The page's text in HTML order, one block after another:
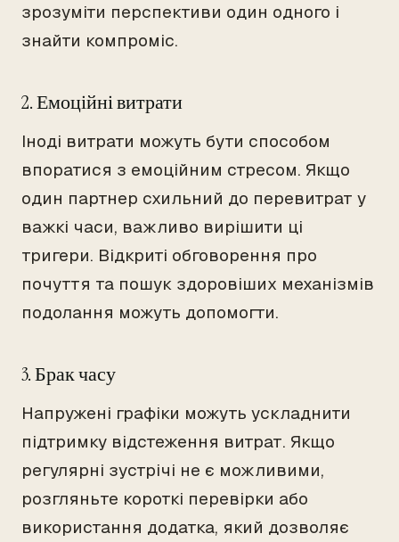
зрозуміти перспективи один одного і
знайти компроміс.
2. Емоційні витрати
Іноді витрати можуть бути способом
впоратися з емоційним стресом. Якщо
один партнер схильний до перевитрат у
важкі часи, важливо вирішити ці
тригери. Відкриті обговорення про
почуття та пошук здоровіших механізмів
подолання можуть допомогти.
3. Брак часу
Напружені графіки можуть ускладнити
підтримку відстеження витрат. Якщо
регулярні зустрічі не є можливими,
розгляньте короткі перевірки або
використання додатка, який дозволяє